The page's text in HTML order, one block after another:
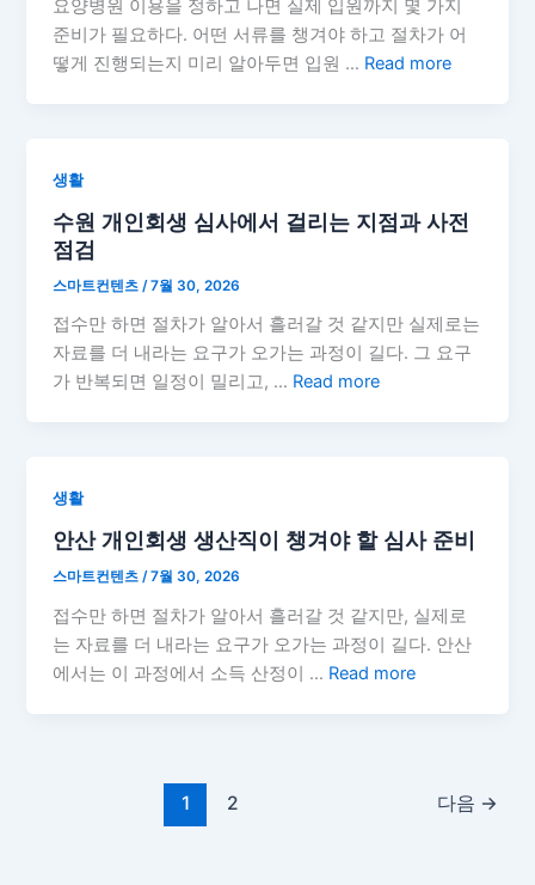
요양병원 이용을 정하고 나면 실제 입원까지 몇 가지
준비가 필요하다. 어떤 서류를 챙겨야 하고 절차가 어
떻게 진행되는지 미리 알아두면 입원 … Read more
생활
수원 개인회생 심사에서 걸리는 지점과 사전
점검
스마트컨텐츠 /7월 30, 2026
접수만 하면 절차가 알아서 흘러갈 것 같지만 실제로는
자료를 더 내라는 요구가 오가는 과정이 길다. 그 요구
가 반복되면 일정이 밀리고, … Read more
생활
안산 개인회생 생산직이 챙겨야 할 심사 준비
스마트컨텐츠/7월 30, 2026
접수만 하면 절차가 알아서 흘러갈 것 같지만, 실제로
는 자료를 더 내라는 요구가 오가는 과정이 길다. 안산
에서는 이 과정에서 소득 산정이 … Read more
1 2 다음 →